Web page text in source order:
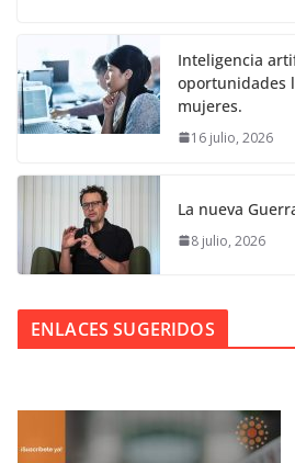
Inteligencia
oportunidades
mujeres.
16 julio, 2026
La nueva
8 julio, 2026
ENLACES SUGERIDOS